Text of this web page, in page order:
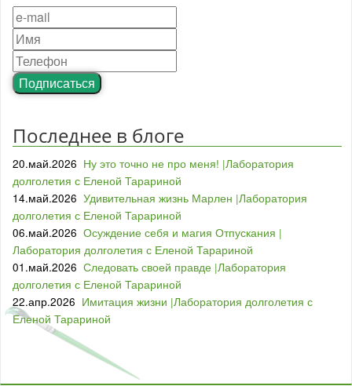
Подписаться
Последнее в блоге
20.май.2026 Ну это точно не про меня! |Лаборатория
долголетия с Еленой Тарариной
14.май.2026 Удивительная жизнь Марлен |Лаборатория
долголетия с Еленой Тарариной
06.май.2026 Осуждение себя и магия Отпускания |
Лаборатория долголетия с Еленой Тарариной
01.май.2026 Следовать своей правде |Лаборатория
долголетия с Еленой Тарариной
22.апр.2026 Имитация жизни |Лаборатория долголетия с
Еленой Тарариной